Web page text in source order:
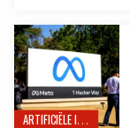
ARTIFICIËLE INTELLIGENTIE